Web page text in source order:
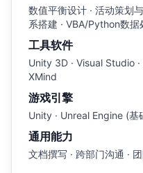
数值平衡设计 · 活动策划
系搭建 · VBA/Python数据
工具软件
Unity 3D · Visual Studio
XMind
游戏引擎
Unity · Unreal Engine (基
通用能力
文档撰写 · 跨部门沟通 ·